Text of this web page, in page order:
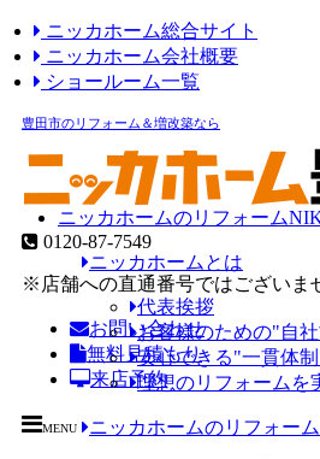
ニッカホーム総合サイト
ニッカホーム会社概要
ショールーム一覧
豊田市のリフォーム＆増改築なら
0120-87-7549
※店舗への直通番号ではございま
お問い合わせ
無料見積もり
来店予約
MENU
ニッカホームのリフォーム
ニッカホームとは
代表挨拶
お客様のための"自
安心できる"一貫体
理想のリフォームを
ニッカホームのリフォーム